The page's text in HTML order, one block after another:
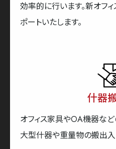
効率的に行います。新オフ
ポートいたします。
什器
オフィス家具やOA機器な
大型什器や重量物の搬出入